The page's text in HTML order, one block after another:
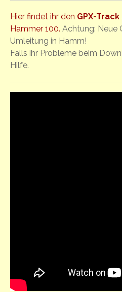
Hier findet ihr den GPX-Track
Hammer 100. Achtung: Neue
Umleitung in Hamm!
Falls ihr Probleme beim
Hilfe.